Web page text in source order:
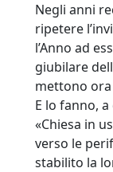
Negli anni
ripetere
l’Anno ad
giubilare
mettono
E lo fanno,
«Chiesa in
verso le
stabilito la